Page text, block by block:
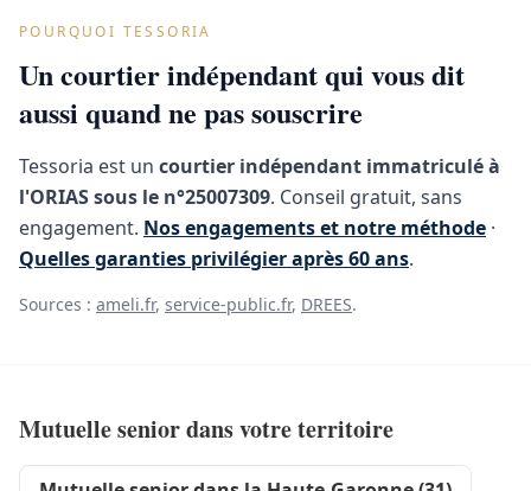
POURQUOI TESSORIA
Un courtier indépendant qui vous dit
aussi quand ne pas souscrire
Tessoria est un courtier indépendant immatriculé à
l'ORIAS sous le n°25007309. Conseil gratuit, sans
engagement. Nos engagements et notre méthode ·
Quelles garanties privilégier après 60 ans.
Sources : ameli.fr, service-public.fr, DREES.
Mutuelle senior dans votre territoire